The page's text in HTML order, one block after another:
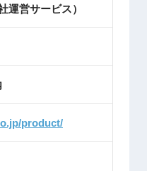
運営サービス）
product/